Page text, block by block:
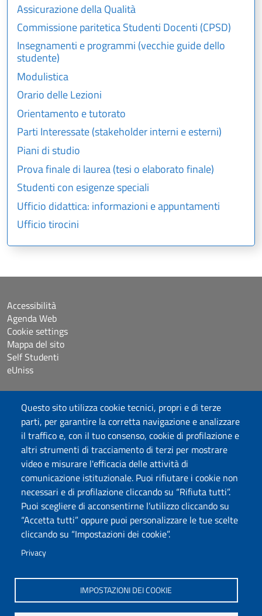
Questo sito utilizza cookie tecnici, propri e di terze
parti, per garantire la corretta navigazione e analizzare
il traffico e, con il tuo consenso, cookie di profilazione e
altri strumenti di tracciamento di terzi per mostrare
video e misurare l'efficacia delle attività di
comunicazione istituzionale. Puoi rifiutare i cookie non
necessari e di profilazione cliccando su “Rifiuta tutti”.
Puoi scegliere di acconsentirne l’utilizzo cliccando su
“Accetta tutti” oppure puoi personalizzare le tue scelte
cliccando su “Impostazioni dei cookie”.
Privacy
IMPOSTAZIONI DEI COOKIE
Assicurazione della Qualità
Commissione paritetica Studenti Docenti (CPSD)
Insegnamenti e programmi (vecchie guide dello
studente)
Modulistica
Orario delle Lezioni
Orientamento e tutorato
Parti Interessate (stakeholder interni e esterni)
Piani di studio
Prova finale di laurea (tesi o elaborato finale)
Studenti con esigenze speciali
Ufficio didattica: informazioni e appuntamenti
Ufficio tirocini
Università degli Studi di Sassari
Dipartimento di Storia, Scienze dell’Uomo e
della Formazione
Via Maurizio Zanfarino 62, 07100 Sassari
www.uniss.it
Accessibilità
Agenda Web
Cookie settings
Mappa del sito
Self Studenti
eUniss
Bandi
Dichiarazione di accessibilità
Posta elettronica @uniss.it
Protocollo
Seguici su